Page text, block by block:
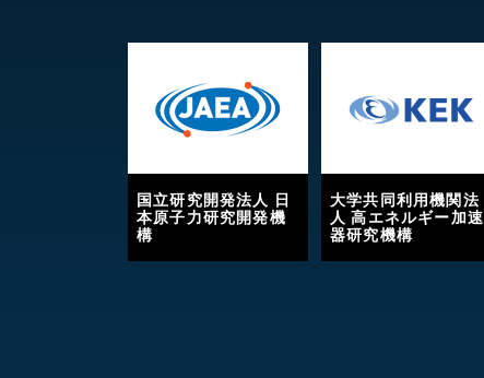
国立研究開発法人 日
本原子力研究開発機
構
大学共同利用機関法
人 高エネルギー加速
器研究機構